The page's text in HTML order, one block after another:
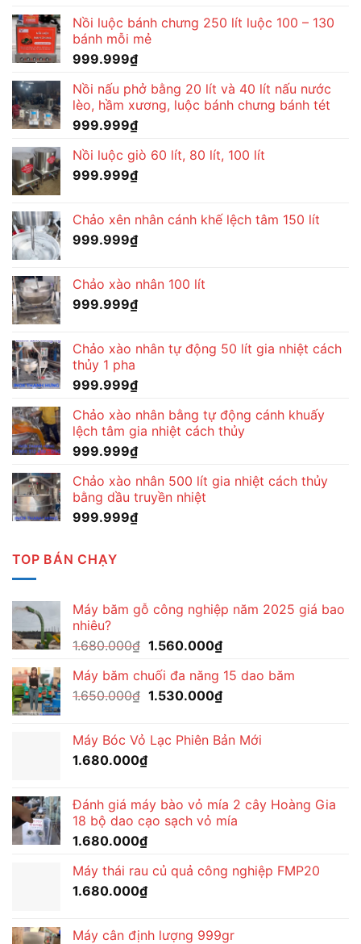
Nồi luộc bánh chưng 250 lít luộc 100 – 130
bánh mỗi mẻ
999.999₫
Nồi nấu phở bằng 20 lít và 40 lít nấu nước
lèo, hầm xương, luộc bánh chưng bánh tét
999.999₫
Nồi luộc giò 60 lít, 80 lít, 100 lít
999.999₫
Chảo xên nhân cánh khế lệch tâm 150 lít
999.999₫
Chảo xào nhân 100 lít
999.999₫
Chảo xào nhân tự động 50 lít gia nhiệt cách
thủy 1 pha
999.999₫
Chảo xào nhân bằng tự động cánh khuấy
lệch tâm gia nhiệt cách thủy
999.999₫
Chảo xào nhân 500 lít gia nhiệt cách thủy
bằng dầu truyền nhiệt
999.999₫
TOP BÁN CHẠY
Máy băm gỗ công nghiệp năm 2025 giá bao
nhiêu?
1.680.000₫ Giá
là:
1.680.000₫.
1.560.000₫Giá
tại
là:
Máy băm chuối đa năng 15 dao băm
1.650.000₫ Giá
1.650.000₫.
1.530.000₫Giá
là:
Máy Bóc Vỏ Lạc Phiên Bản Mới
1.680.000₫
Đánh giá máy bào vỏ mía 2 cây Hoàng Gia
18 bộ dao cạo sạch vỏ mía
1.680.000₫
Máy thái rau củ quả công nghiệp FMP20
1.680.000₫
Máy cân định lượng 999gr